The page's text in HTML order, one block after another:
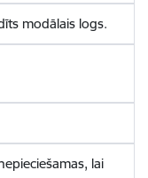
modālais logs.
lai